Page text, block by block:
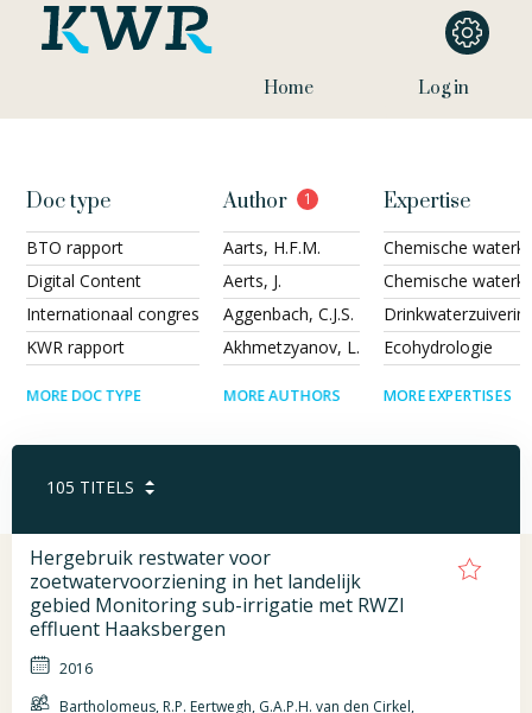
Home Log in
Doc type
BTO rapport
Digital Content
Internationaal congres
KWR rapport
MORE DOC TYPE
Author 1
Aarts, H.F.M.
Aerts, J.
Aggenbach, C.J.S.
Akhmetzyanov, L.
MORE AUTHORS
Expertise
Chemische
Chemische
Ecohydrologie
MORE EXPERTISES
105 TITELS
Hergebruik restwater voor
zoetwatervoorziening in het landelijk
gebied Monitoring sub-irrigatie met RWZI
effluent Haaksbergen
2016
Bartholomeus, R.P. Eertwegh, G.A.P.H. van den Cirkel,